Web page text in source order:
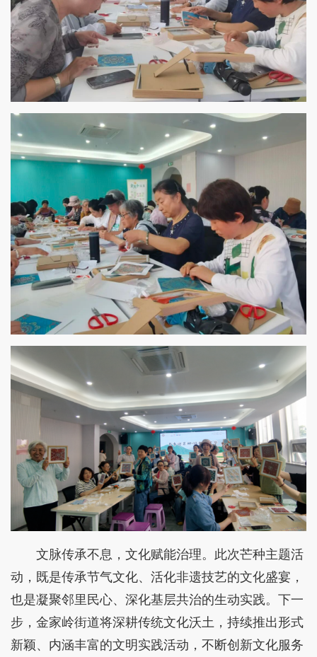
文脉传承不息，文化赋能治理。此次芒种主题活
动，既是传承节气文化、活化非遗技艺的文化盛宴，
也是凝聚邻里民心、深化基层共治的生动实践。下一
步，金家岭街道将深耕传统文化沃土，持续推出形式
新颖、内涵丰富的文明实践活动，不断创新文化服务